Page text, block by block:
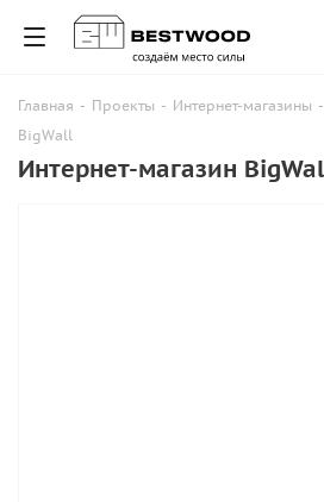
Главная - Проекты - Интернет-магазины -
BigWall
Интернет-магазин